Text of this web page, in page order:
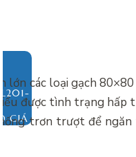
GIÁ
lớn các loại gạch
được tình trạng hấp
trơn trượt để